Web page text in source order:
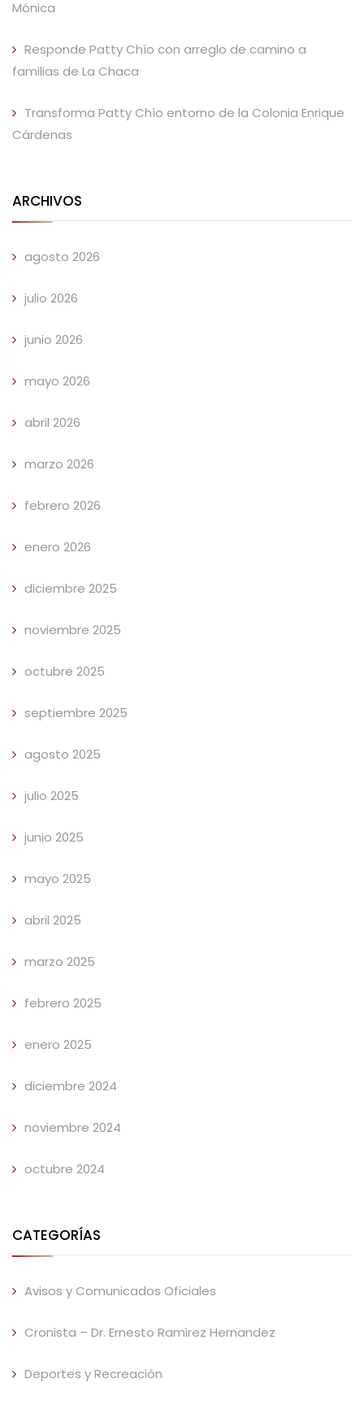
Mónica
Responde Patty Chío con arreglo de camino a
familias de La Chaca
Transforma Patty Chío entorno de la Colonia Enrique
Cárdenas
ARCHIVOS
agosto 2026
julio 2026
junio 2026
mayo 2026
abril 2026
marzo 2026
febrero 2026
enero 2026
diciembre 2025
noviembre 2025
octubre 2025
septiembre 2025
agosto 2025
julio 2025
junio 2025
mayo 2025
abril 2025
marzo 2025
febrero 2025
enero 2025
diciembre 2024
noviembre 2024
octubre 2024
CATEGORÍAS
Avisos y Comunicados Oficiales
Cronista – Dr. Ernesto Ramirez Hernandez
Deportes y Recreación